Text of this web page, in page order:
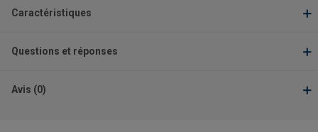
Caractéristiques
Questions et réponses
Avis (0)